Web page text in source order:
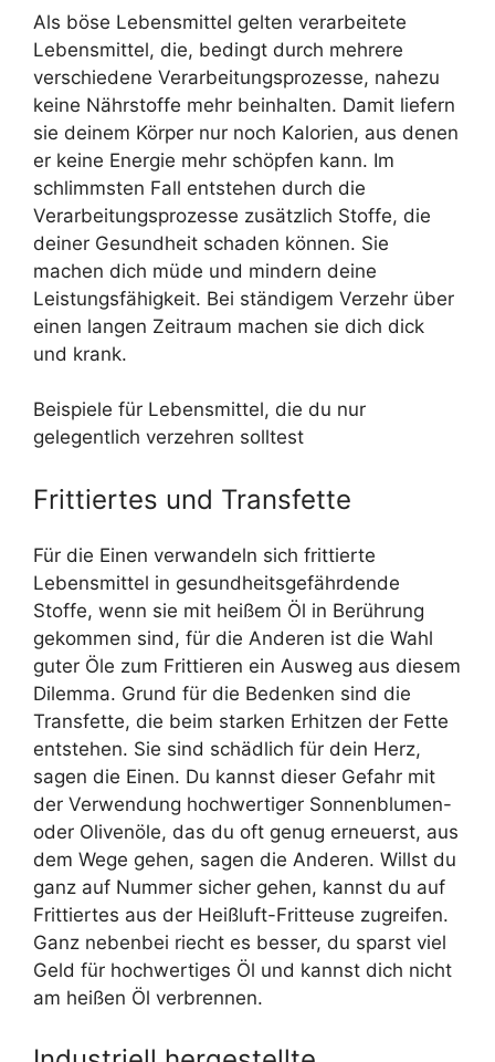
Als böse Lebensmittel gelten verarbeitete
Lebensmittel, die, bedingt durch mehrere
verschiedene Verarbeitungsprozesse, nahezu
keine Nährstoffe mehr beinhalten. Damit liefern
sie deinem Körper nur noch Kalorien, aus denen
er keine Energie mehr schöpfen kann. Im
schlimmsten Fall entstehen durch die
Verarbeitungsprozesse zusätzlich Stoffe, die
deiner Gesundheit schaden können. Sie
machen dich müde und mindern deine
Leistungsfähigkeit. Bei ständigem Verzehr über
einen langen Zeitraum machen sie dich dick
und krank.
Beispiele für Lebensmittel, die du nur
gelegentlich verzehren solltest
Frittiertes und Transfette
Für die Einen verwandeln sich frittierte
Lebensmittel in gesundheitsgefährdende
Stoffe, wenn sie mit heißem Öl in Berührung
gekommen sind, für die Anderen ist die Wahl
guter Öle zum Frittieren ein Ausweg aus diesem
Dilemma. Grund für die Bedenken sind die
Transfette, die beim starken Erhitzen der Fette
entstehen. Sie sind schädlich für dein Herz,
sagen die Einen. Du kannst dieser Gefahr mit
der Verwendung hochwertiger Sonnenblumen-
oder Olivenöle, das du oft genug erneuerst, aus
dem Wege gehen, sagen die Anderen. Willst du
ganz auf Nummer sicher gehen, kannst du auf
Frittiertes aus der Heißluft-Fritteuse zugreifen.
Ganz nebenbei riecht es besser, du sparst viel
Geld für hochwertiges Öl und kannst dich nicht
am heißen Öl verbrennen.